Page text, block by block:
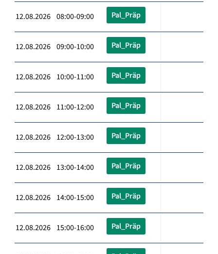
12.08.2026 08:00-09:00 Pal_Präp
12.08.2026 09:00-10:00 Pal_Präp
12.08.2026 10:00-11:00 Pal_Präp
12.08.2026 11:00-12:00 Pal_Präp
12.08.2026 12:00-13:00 Pal_Präp
12.08.2026 13:00-14:00 Pal_Präp
12.08.2026 14:00-15:00 Pal_Präp
12.08.2026 15:00-16:00 Pal_Präp